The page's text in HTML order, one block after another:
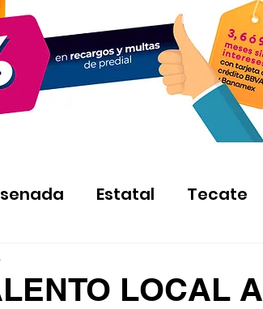
Estatal Tecate
LOCAL A